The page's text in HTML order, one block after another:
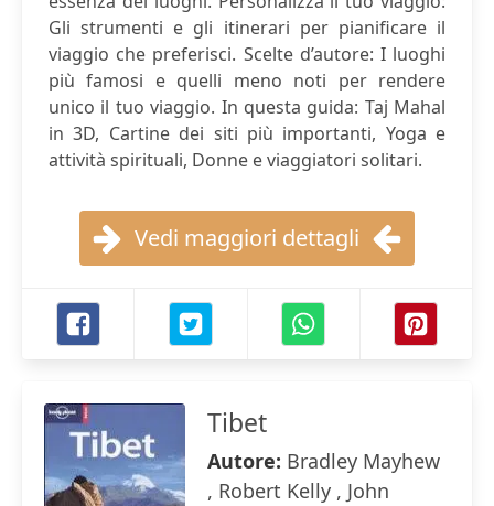
Gli strumenti e gli itinerari per pianificare il
viaggio che preferisci. Scelte d’autore: I luoghi
più famosi e quelli meno noti per rendere
unico il tuo viaggio. In questa guida: Taj Mahal
in 3D, Cartine dei siti più importanti, Yoga e
attività spirituali, Donne e viaggiatori solitari.
Vedi maggiori dettagli
Tibet
Autore: Bradley Mayhew
, Robert Kelly , John